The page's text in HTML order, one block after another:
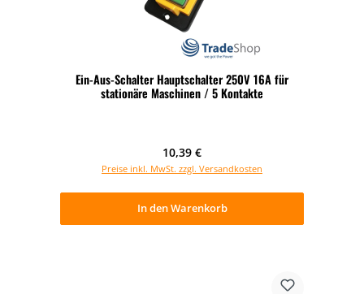
Ein-Aus-Schalter Hauptschalter 250V 16A für
stationäre Maschinen / 5 Kontakte
Regulärer Preis:
10,39 €
Preise inkl. MwSt. zzgl. Versandkosten
In den Warenkorb